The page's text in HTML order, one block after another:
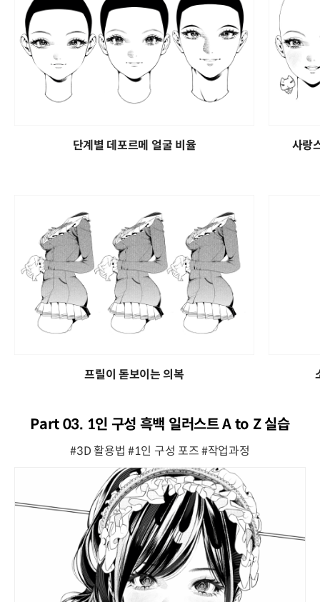
단계별 데포르메 얼굴 비율 사랑
프릴이 돋보이는 의복
Part 03. 1인 구성 흑백 일러스트 A to Z 실습
#3D 활용법 #1인 구성 포즈 #작업과정